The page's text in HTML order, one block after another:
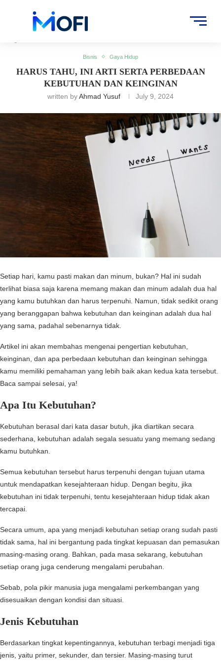
Bisnis» Harus Tahu, Ini Arti serta Perbedaan Kebutuhan dan
Bisnis Gaya Hidup
HARUS TAHU, INI ARTI SERTA PERBEDAAN
KEBUTUHAN DAN KEINGINAN
written byAhmad Yusuf July 9, 2024
Setiap hari, kamu pasti makan dan minum, bukan? Hal ini sudah
terlihat biasa saja karena memang makan dan minum adalah dua hal
yang kamu butuhkan dan harus terpenuhi. Namun, tidak sedikit orang
yang beranggapan bahwa kebutuhan dan keinginan adalah dua hal
yang sama, padahal sebenarnya tidak.
Artikel ini akan membahas mengenai pengertian kebutuhan,
keinginan, dan apa perbedaan kebutuhan dan keinginan sehingga
kamu memiliki pemahaman yang lebih baik akan kedua kata tersebut.
Baca sampai selesai, ya!
Apa Itu Kebutuhan?
Kebutuhan berasal dari kata dasar butuh, jika diartikan secara
sederhana, kebutuhan adalah segala sesuatu yang memang sedang
kamu butuhkan.
Semua kebutuhan tersebut harus terpenuhi dengan tujuan utama
untuk mendapatkan kesejahteraan hidup. Dengan begitu, jika
kebutuhan ini tidak terpenuhi, tentu kesejahteraan hidup tidak akan
tercapai.
Secara umum, apa yang menjadi kebutuhan setiap orang sudah pasti
tidak sama, hal ini bergantung pada tingkat kepuasan dan pemasukan
masing-masing orang. Bahkan, pada masa sekarang, kebutuhan
setiap orang juga cenderung mengalami perubahan.
Sebab, pola pikir manusia juga mengalami perkembangan yang
disesuaikan dengan kondisi dan situasi.
Jenis Kebutuhan
Berdasarkan tingkat kepentingannya, kebutuhan terbagi menjadi tiga
jenis, yaitu primer, sekunder, dan tersier. Masing-masing turut